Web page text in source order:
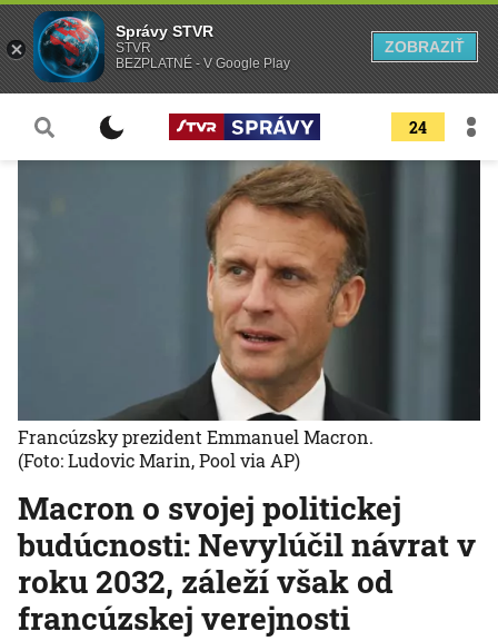
24
Macron o svojej politickej
budúcnosti: Nevylúčil návrat v
roku 2032, záleží však od
francúzskej verejnosti
Francúzsky prezident Emmanuel Macron.
(Foto: Ludovic Marin, Pool via AP)
Správy STVR
STVR
BEZPLATNÉ - V Google Play
ZOBRAZIŤ